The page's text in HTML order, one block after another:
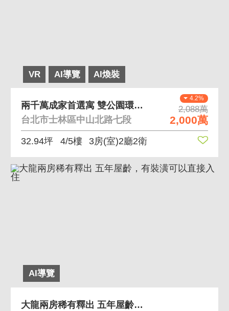
VR AI導覽 AI煥裝
4.2%
2,088萬
2,000萬
兩千萬成家首選寓 雙公園環繞管理社區抽籤制車位
台北市士林區中山北路七段
32.94坪 4/5樓 3房(室)2廳2衛
AI導覽
大龍兩房稀有釋出 五年屋齡，有裝潢可以直接入住